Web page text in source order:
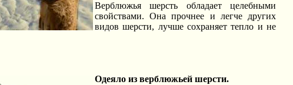
Верблюжья шерсть обладает целебными
свойствами. Она прочнее и легче других
видов шерсти, лучше сохраняет тепло и не
Одеяло из верблюжьей шерсти.